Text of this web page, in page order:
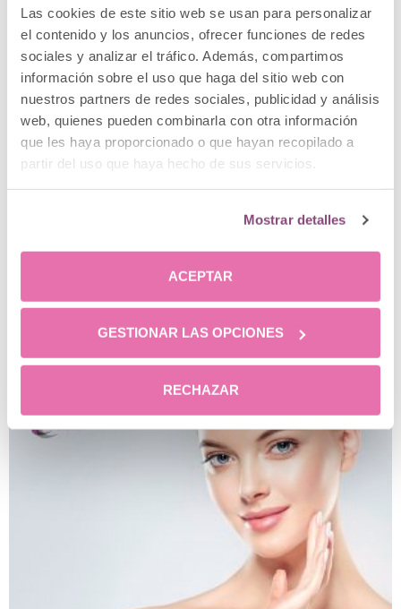
Las cookies de este sitio web se usan para personalizar
el contenido y los anuncios, ofrecer funciones de redes
sociales y analizar el tráfico. Además, compartimos
información sobre el uso que haga del sitio web con
nuestros partners de redes sociales, publicidad y análisis
web, quienes pueden combinarla con otra información
que les haya proporcionado o que hayan recopilado a
partir del uso que haya hecho de sus servicios.
Mostrar detalles
ACEPTAR
GESTIONAR LAS OPCIONES
RECHAZAR
Operación bikini para hombres 2025: ¿te unes?